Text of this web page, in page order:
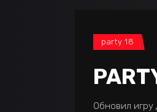
party 18
Обновил игру